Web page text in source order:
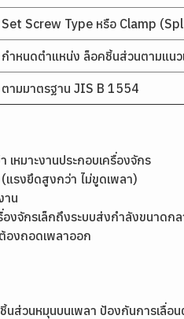
Set Screw Type หรือ Clamp
กำหนดตำแหน่ง ล็อคชิ้นส่วนตามแน
ตามมาตรฐาน JIS B 1554
หมาะงานประกอบเครื่องจักร
รงยึดสูงกว่า ไม่ขูดเพลา)
าน
งจักรเล็กถึงระบบส่งกำลังขนาดกล
องถอดเพลาออก
ส่วนหมุนบนเพลา ป้องกันการเลื่อ